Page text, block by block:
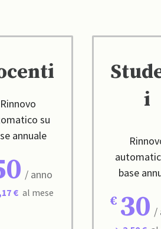
Rinnovo
su
annuale
/ anno
€ al mese
i
base
30 /